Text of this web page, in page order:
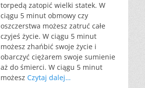
torpedą zatopić wielki statek. W
ciągu 5 minut obmowy czy
oszczerstwa możesz zatruć całe
czyjeś życie. W ciągu 5 minut
możesz zhańbić swoje życie i
obarczyć ciężarem swoje sumienie
aż do śmierci. W ciągu 5 minut
możesz Czytaj dalej…